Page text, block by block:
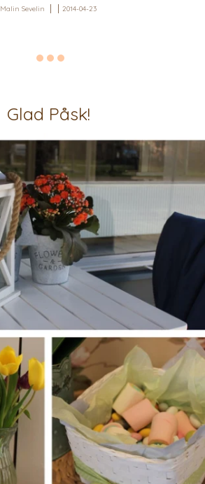
Malin Sevelin 2014-04-23
Glad Påsk!